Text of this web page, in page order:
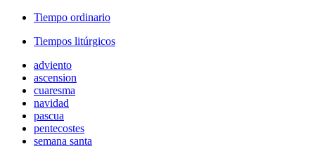
Tiempo ordinario
Tiempos litúrgicos
adviento
ascension
cuaresma
navidad
pascua
pentecostes
semana santa